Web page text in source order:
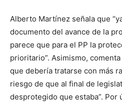
Alberto Martínez señala que
documento del avance de la
parece que para el PP la
prioritario”. Asimismo,
que debería tratarse con más
riesgo de que al final de
desprotegido que estaba”. Por